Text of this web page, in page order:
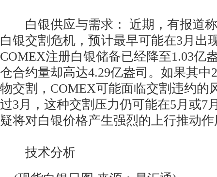
白银供应与需求： 近期，有报道称
白银交割危机，预计最早可能在3月出
COMEX注册白银储备已经降至1.03亿
仓合约量却高达4.29亿盎司。如果其中
物交割，COMEX可能面临交割违约的
过3月，这种交割压力仍可能在5月或7
疑将对白银价格产生强烈的上行推动
技术分析